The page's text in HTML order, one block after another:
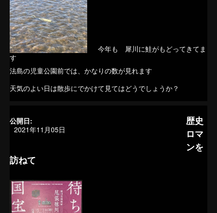
今年も 犀川に鮭がもどってきてま
す
法島の児童公園前では、かなりの数が見れます
天気のよい日は散歩にでかけて見てはどうでしょうか？
公開日:
2021年11月05日
歴史
ロマ
ンを
訪ねて